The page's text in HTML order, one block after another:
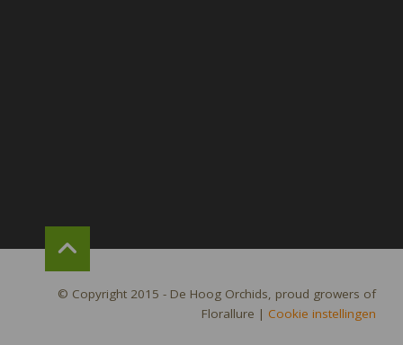
© Copyright 2015 - De Hoog Orchids, proud growers of
Florallure | Cookie instellingen